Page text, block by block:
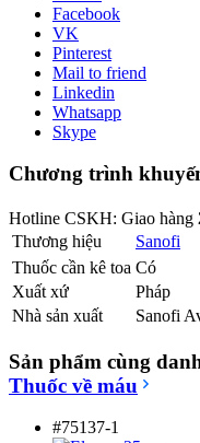
Facebook
VK
Pinterest
Mail to friend
Linkedin
Whatsapp
Skype
Chương trình
Hotline CSKH: Giao hàng
Thương hiệu
Sanofi
Thuốc cần kê toa Có
Xuất xứ
Pháp
Nhà sản xuất
Sanofi
Sản phẩm cùng
Thuốc về máu
#75137-1